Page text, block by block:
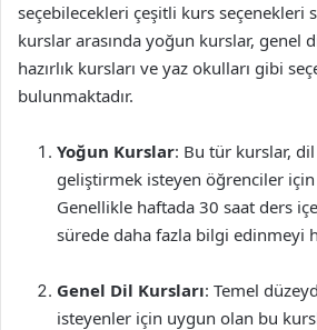
seçebilecekleri çeşitli kurs seçenekleri
kurslar arasında yoğun kurslar, genel
hazırlık kursları ve yaz okulları gibi
bulunmaktadır.
Yoğun Kurslar: Bu tür kurslar,
geliştirmek isteyen öğrenciler için
Genellikle haftada 30 saat ders
sürede daha fazla bilgi edinmeyi
Genel Dil Kursları: Temel
isteyenler için uygun olan bu